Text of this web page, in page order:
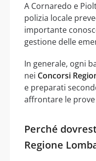
A Cornaredo e
polizia locale
importante
gestione delle
In generale, ogni
nei Concorsi
e preparati
affrontare le
Perché
Regione